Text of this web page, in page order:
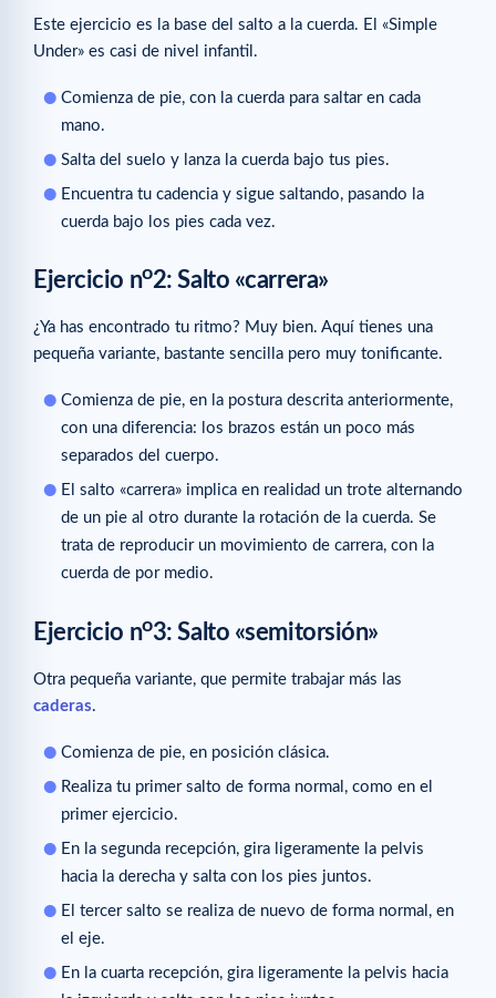
Este ejercicio es la base del salto a la cuerda. El «Simple
Under» es casi de nivel infantil.
Comienza de pie, con la cuerda para saltar en cada
mano.
Salta del suelo y lanza la cuerda bajo tus pies.
Encuentra tu cadencia y sigue saltando, pasando la
cuerda bajo los pies cada vez.
Ejercicio no2: Salto «carrera»
¿Ya has encontrado tu ritmo? Muy bien. Aquí tienes una
pequeña variante, bastante sencilla pero muy tonificante.
Comienza de pie, en la postura descrita anteriormente,
con una diferencia: los brazos están un poco más
separados del cuerpo.
El salto «carrera» implica en realidad un trote alternando
de un pie al otro durante la rotación de la cuerda. Se
trata de reproducir un movimiento de carrera, con la
cuerda de por medio.
Ejercicio no3: Salto «semitorsión»
Otra pequeña variante, que permite trabajar más las
caderas.
Comienza de pie, en posición clásica.
Realiza tu primer salto de forma normal, como en el
primer ejercicio.
En la segunda recepción, gira ligeramente la pelvis
hacia la derecha y salta con los pies juntos.
El tercer salto se realiza de nuevo de forma normal, en
el eje.
En la cuarta recepción, gira ligeramente la pelvis hacia